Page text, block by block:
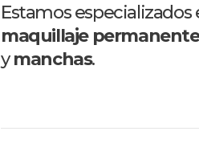
Estamos
maquillaje permanente
ymanchas.